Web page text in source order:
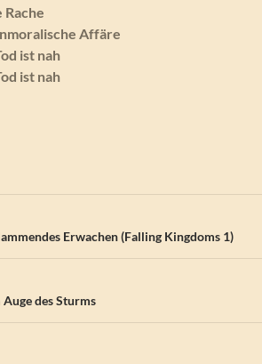
Rache
Affäre
ist nah
ist nah
Erwachen (Falling Kingdoms 1)
des Sturms